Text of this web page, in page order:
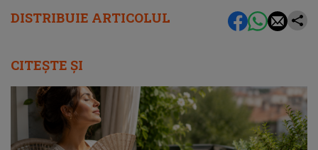
DISTRIBUIE ARTICOLUL
CITEȘTE ȘI